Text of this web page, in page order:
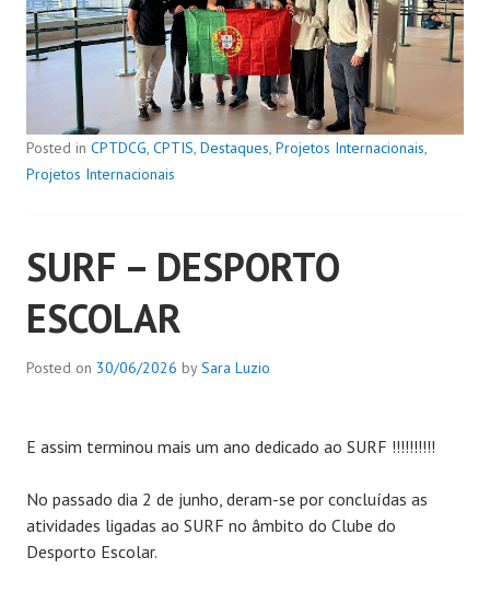
Posted in CPTDCG, CPTIS, Destaques, Projetos Internacionais,
Projetos Internacionais
SURF – DESPORTO
ESCOLAR
Posted on 30/06/2026 bySara Luzio
E assim terminou mais um ano dedicado ao SURF !!!!!!!!!!
No passado dia 2 de junho, deram-se por concluídas as
atividades ligadas ao SURF no âmbito do Clube do
Desporto Escolar.